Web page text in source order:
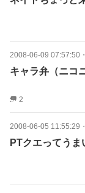
2008-06-09 07:57:50 ・
キャラ弁（ニコ
2
2008-06-05 11:55:29 ・
PTクエってうま